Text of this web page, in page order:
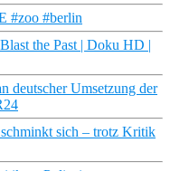
#zoo #berlin
the Past | Doku HD |
deutscher Umsetzung der
sich – trotz Kritik